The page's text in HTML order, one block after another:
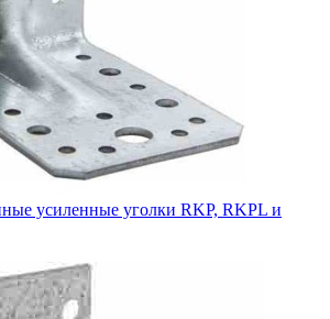
усиленные уголки RKP, RKPL и